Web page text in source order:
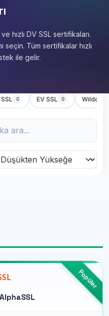
hızlı DV SSL sertifikaları.
seçin. Tüm sertifikalar hızlı
ile gelir.
0 EV SSL 0 Wildcard